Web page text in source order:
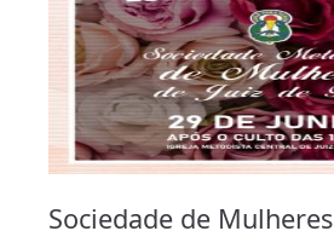
Sociedade de Mulheres